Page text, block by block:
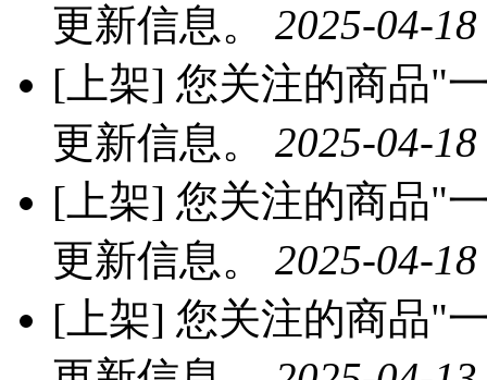
更新信息。 2025-04-
[上架] 您关注的商品"
更新信息。 2025-04-
[上架] 您关注的商品"
更新信息。 2025-04-
[上架] 您关注的商品"